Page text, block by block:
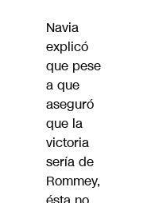
Navia
explicó
que pese
a que
aseguró
que la
victoria
sería de
Rommey,